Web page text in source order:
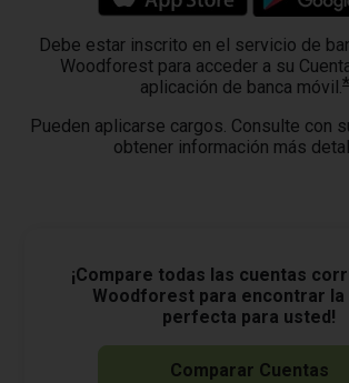
Debe estar inscrito en el servicio de
Woodforest para acceder a su
aplicación de banca móvil.
Pueden aplicarse cargos. Consulte con
obtener información más
¡Compare todas las cuentas
Woodforest para encontrar la
perfecta para usted!
Comparar Cuentas